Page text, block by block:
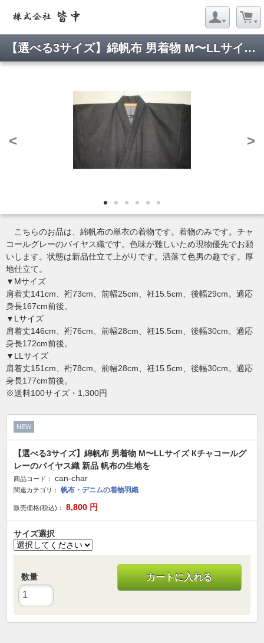
【選べる3サイズ】綿帆布 男着物 M〜LLサイズ Кチャコールグレーのバイヤス織 新品 帆布の生地を
< >
こちらのお品は、綿帆布の単衣の着物です。着物のみです。チャ
コールグレーのバイヤス織です。色味が難しいため現物優先でお願
いします。状態は新品仕立て上がりです。洒落て色男の趣です。厚
地仕立て。
▼Mサイズ
肩着丈141cm、裄73cm、前幅25cm、衽15.5cm、後幅29cm。適応
身長167cm前後。
▼Lサイズ
肩着丈146cm、裄76cm、前幅28cm、衽15.5cm、後幅30cm。適応
身長172cm前後。
▼LLサイズ
肩着丈151cm、裄78cm、前幅28cm、衽15.5cm、後幅30cm。適応
身長177cm前後。
※送料100サイズ・1,300円
NEW
【選べる3サイズ】綿帆布 男着物 M〜LLサイズ Кチャコールグ
レーのバイヤス織 新品 帆布の生地を
商品コード： can-char
関連カテゴリ： 帆布・デニムの着物羽織
販売価格(税込)： 8,800 円
サイズ選択
数量 カートに入れる